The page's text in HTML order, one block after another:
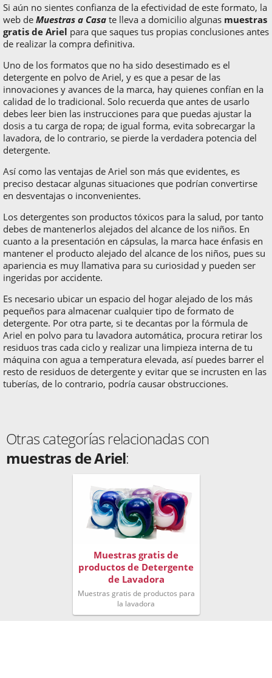
Si aún no sientes confianza de la efectividad de este formato, la
web de Muestras a Casa te lleva a domicilio algunas muestras
gratis de Ariel para que saques tus propias conclusiones antes
de realizar la compra definitiva.
Uno de los formatos que no ha sido desestimado es el
detergente en polvo de Ariel, y es que a pesar de las
innovaciones y avances de la marca, hay quienes confían en la
calidad de lo tradicional. Solo recuerda que antes de usarlo
debes leer bien las instrucciones para que puedas ajustar la
dosis a tu carga de ropa; de igual forma, evita sobrecargar la
lavadora, de lo contrario, se pierde la verdadera potencia del
detergente.
Así como las ventajas de Ariel son más que evidentes, es
preciso destacar algunas situaciones que podrían convertirse
en desventajas o inconvenientes.
Los detergentes son productos tóxicos para la salud, por tanto
debes de mantenerlos alejados del alcance de los niños. En
cuanto a la presentación en cápsulas, la marca hace énfasis en
mantener el producto alejado del alcance de los niños, pues su
apariencia es muy llamativa para su curiosidad y pueden ser
ingeridas por accidente.
Es necesario ubicar un espacio del hogar alejado de los más
pequeños para almacenar cualquier tipo de formato de
detergente. Por otra parte, si te decantas por la fórmula de
Ariel en polvo para tu lavadora automática, procura retirar los
residuos tras cada ciclo y realizar una limpieza interna de tu
máquina con agua a temperatura elevada, así puedes barrer el
resto de residuos de detergente y evitar que se incrusten en las
tuberías, de lo contrario, podría causar obstrucciones.
Otras categorías relacionadas con
muestras de Ariel:
Muestras gratis de
productos de Detergente
de Lavadora
Muestras gratis de productos para
la lavadora